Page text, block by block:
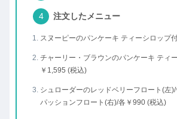
注文したメニュー
スヌーピーのパンケーキ ティーシロップ
チャーリー・ブラウンのパンケーキ ティ
￥1,595 (税込)
シュローダーのレッドベリーフロート(左
パッションフロート(右)/各￥990 (税込)